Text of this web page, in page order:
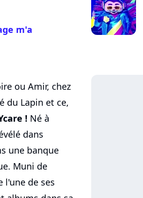
m'a
ou Amir, chez
du Lapin et ce,
! Né à
dans
une banque
Muni de
l'une de ses